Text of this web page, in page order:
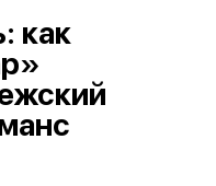
как